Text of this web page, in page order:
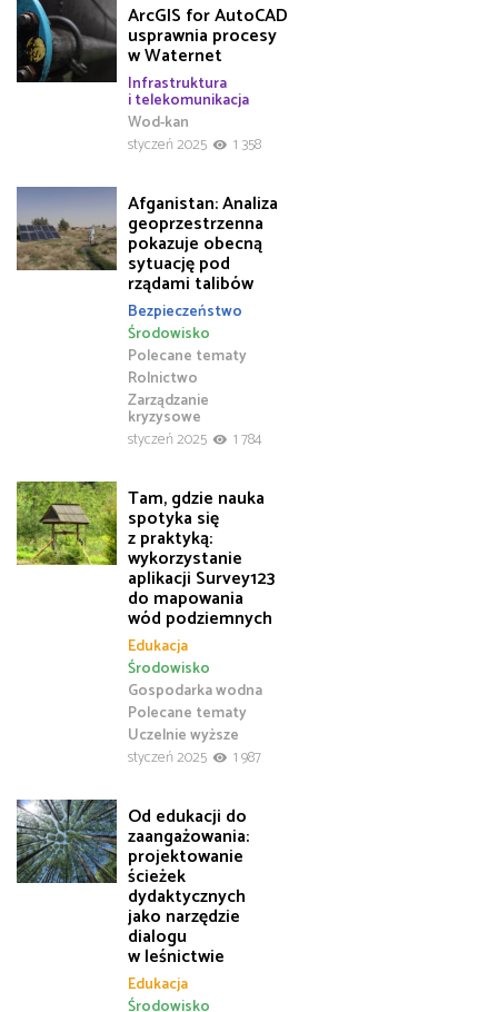
ArcGIS for AutoCAD
usprawnia procesy
w Waternet
Infrastruktura
i telekomunikacja
Wod-kan
styczeń 2025
1 358
Afganistan: Analiza
geoprzestrzenna
pokazuje obecną
sytuację pod
rządami talibów
Bezpieczeństwo
Polecane tematy
Rolnictwo
Środowisko
Zarządzanie
kryzysowe
styczeń 2025
1 784
Tam, gdzie nauka
spotyka się
z praktyką:
wykorzystanie
aplikacji Survey123
do mapowania
wód podziemnych
Edukacja
Gospodarka wodna
Polecane tematy
Środowisko
Uczelnie wyższe
styczeń 2025
1 987
Od edukacji do
zaangażowania:
projektowanie
ścieżek
dydaktycznych
jako narzędzie
dialogu
w leśnictwie
Edukacja
Środowisko